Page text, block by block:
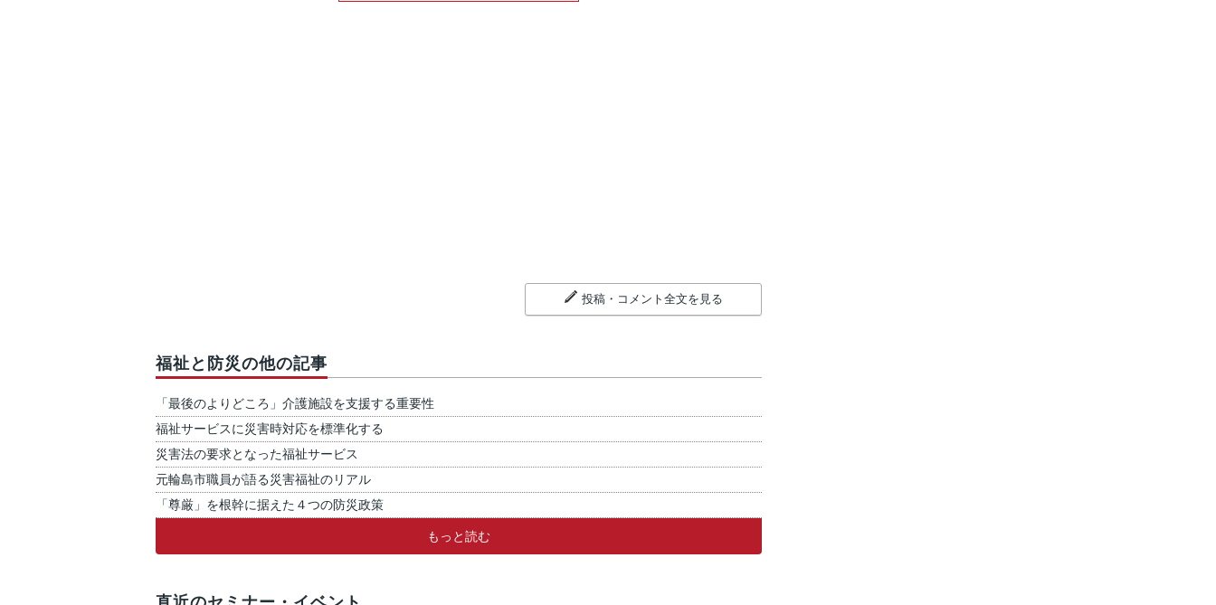
投稿・コメント全文を見る
福祉と防災の他の記事
「最後のよりどころ」介護施設を支援する重要性
福祉サービスに災害時対応を標準化する
災害法の要求となった福祉サービス
元輪島市職員が語る災害福祉のリアル
「尊厳」を根幹に据えた４つの防災政策
もっと読む